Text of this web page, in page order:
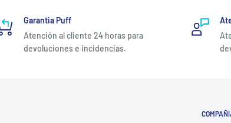
Garantia Puff
Atención al cliente 24 horas para
devoluciones e incidencias.